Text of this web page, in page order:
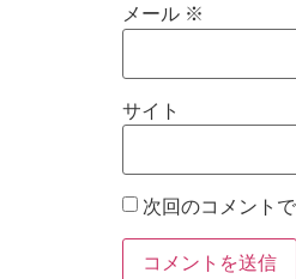
メール ※
サイト
次回のコメント